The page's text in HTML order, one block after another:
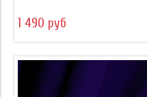
1 490 руб